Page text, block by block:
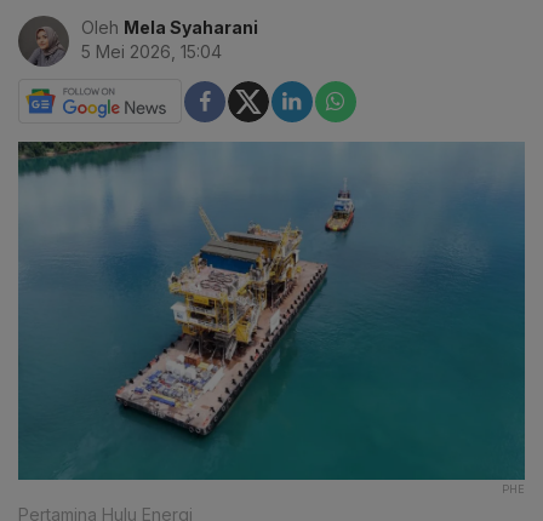
Oleh Mela Syaharani
5 Mei 2026, 15:04
PHE
Pertamina Hulu Energi